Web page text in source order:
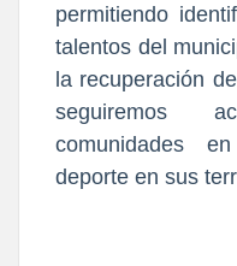
permitiendo
talentos del
la recuperación
seguiremos
comunidades
deporte en sus